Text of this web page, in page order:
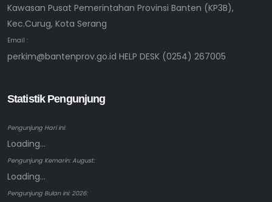
Kawasan Pusat Pemerintahan Provinsi Banten (KP3B),
Kec.Curug, Kota Serang
Email :
perkim@bantenprov.go.id HELP DESK (0254) 267005
Statistik Pengunjung
Pengunjung Hari ini:
Loading...
Pengunjung Kemarin: August:
Loading...
Pengunjung Bulan ini: 2026: